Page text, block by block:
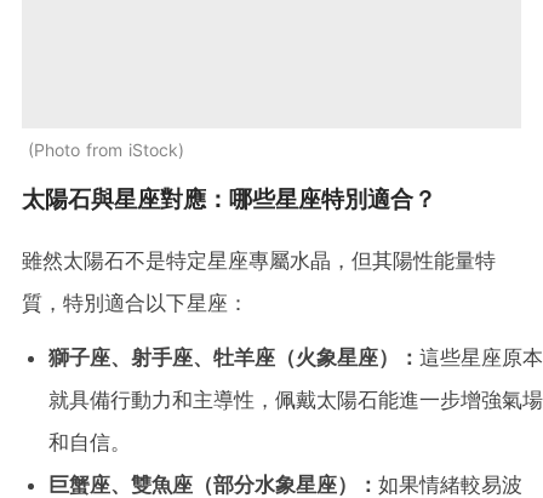
Photo from iStock
太陽石與星座對應：哪些星座特別適合？
雖然太陽石不是特定星座專屬水晶，但其陽性能量特
質，特別適合以下星座：
獅子座、射手座、牡羊座（火象星座）： 這些星座原本
就具備行動力和主導性，佩戴太陽石能進一步增強氣場
和自信。
巨蟹座、雙魚座（部分水象星座）： 如果情緒較易波